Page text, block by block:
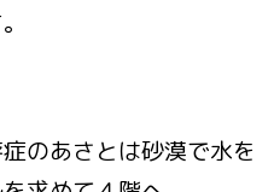
のあさとは砂漠で水を